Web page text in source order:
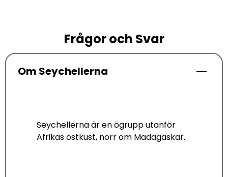
Frågor och Svar
Om Seychellerna
Seychellerna är en ögrupp utanför
Afrikas östkust, norr om Madagaskar.